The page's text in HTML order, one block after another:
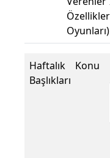
Oyunları)
Haftalık Konu
Başlıkları